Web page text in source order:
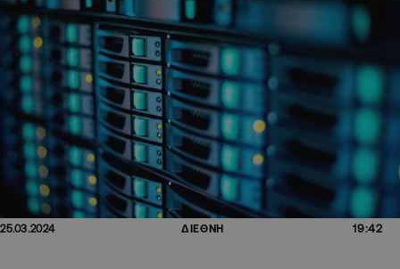
25.03.2024 ΔΙΕΘΝΗ 19:42